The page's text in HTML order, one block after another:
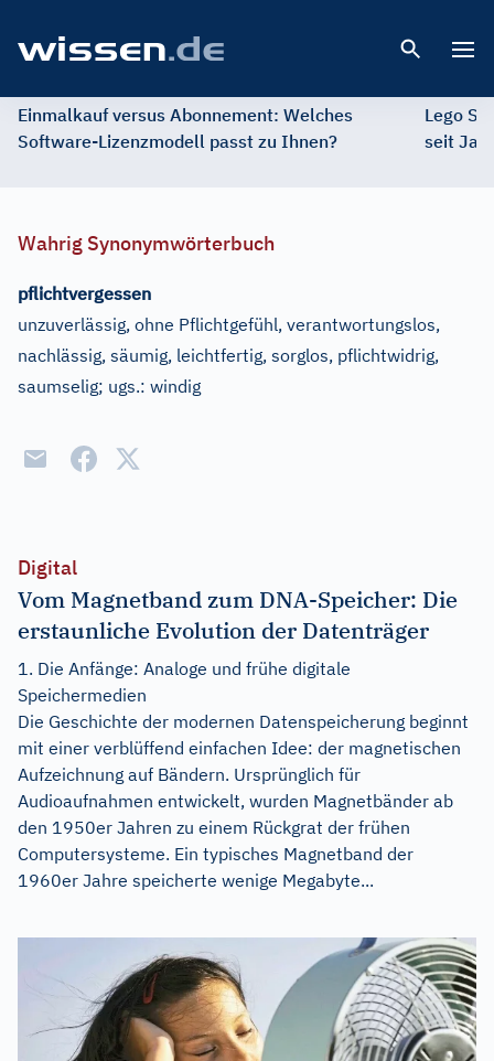
Einmalkauf versus Abonnement: Welches
Software-Lizenzmodell passt zu Ihnen?
Lego
seit
Wahrig Synonymwörterbuch
pflichtvergessen
unzuverlässig, ohne Pflichtgefühl, verantwortungslos,
nachlässig, säumig, leichtfertig, sorglos, pflichtwidrig,
saumselig; ugs.: windig
Digital
Vom Magnetband zum DNA-Speicher: Die
erstaunliche Evolution der Datenträger
1. Die Anfänge: Analoge und frühe digitale
Speichermedien
Die Geschichte der modernen Datenspeicherung beginnt
mit einer verblüffend einfachen Idee: der magnetischen
Aufzeichnung auf Bändern. Ursprünglich für
Audioaufnahmen entwickelt, wurden Magnetbänder ab
den 1950er Jahren zu einem Rückgrat der frühen
Computersysteme. Ein typisches Magnetband der
1960er Jahre speicherte wenige Megabyte...